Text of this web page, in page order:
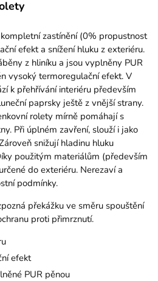
zastínění (0% propustnost
efekt a snížení hluku z exteriéru.
z hliníku a jsou vyplněny PUR
vysoký termoregulační efekt. V
k přehřívání interiéru především
paprsky ještě z vnější strany.
rolety mírně pomáhají s
Při úplném zavření, slouží i jako
snižují hladinu hluku
použitým materiálům (především
do exteriéru. Nerezaví a
podmínky.
překážku ve směru spouštění
proti přimrznutí.
efekt
PUR pěnou